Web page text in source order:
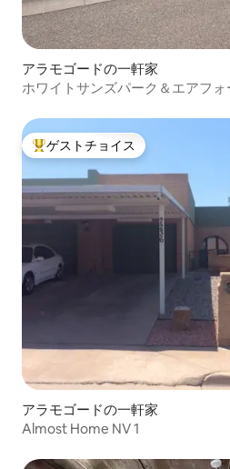
アラモゴードの一軒家
ホワイトサンズパーク＆エアフ
大好評のゲストチョイスです。
ゲストチョイス
アラモゴードの一軒家
Almost Home NV 1